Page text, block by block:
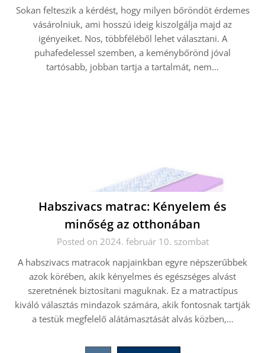
Sokan felteszik a kérdést, hogy milyen bőröndöt érdemes
vásárolniuk, ami hosszú ideig kiszolgálja majd az
igényeiket. Nos, többféléből lehet választani. A
puhafedelessel szemben, a keménybőrönd jóval
tartósabb, jobban tartja a tartalmát, nem…
Habszivacs matrac: Kényelem és
minőség az otthonában
Posted on 2024. február 10. szombat
A habszivacs matracok napjainkban egyre népszerűbbek
azok körében, akik kényelmes és egészséges alvást
szeretnének biztosítani maguknak. Ez a matractípus
kiváló választás mindazok számára, akik fontosnak tartják
a testük megfelelő alátámasztását alvás közben,…